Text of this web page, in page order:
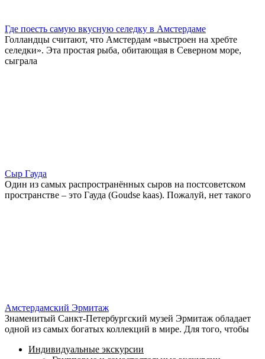
Где поесть самую вкусную селедку в Амстердаме
Голландцы считают, что Амстердам «выстроен на хребте
селедки». Эта простая рыба, обитающая в Северном море,
сыграла
Сыр Гауда
Один из самых распространённых сыров на постсоветском
пространстве – это Гауда (Goudse kaas). Пожалуй, нет такого
Амстердамский Эрмитаж
Знаменитый Санкт-Петербургский музей Эрмитаж обладает
одной из самых богатых коллекций в мире. Для того, чтобы
Индивидуальные экскурсии